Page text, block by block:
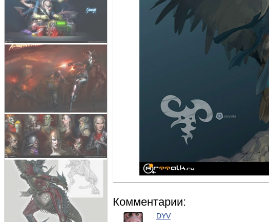
Комментарии:
DYV